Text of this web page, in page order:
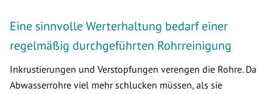
Eine sinnvolle Werterhaltung bedarf einer
regelmäßig durchgeführten Rohrreinigung
Inkrustierungen und Verstopfungen verengen die Rohre. Da
Abwasserrohre viel mehr schlucken müssen, als sie